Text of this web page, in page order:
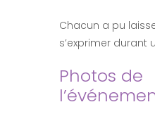
Devenir Bénévole
Chacun a pu
s’exprimer durant
Photos de